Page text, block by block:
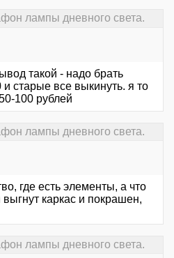
лампы дневного света.
такой - надо брать
старые все выкинуть. я то
100 рублей
лампы дневного света.
где есть элементы, а что
каркас и покрашен,
лампы дневного света.